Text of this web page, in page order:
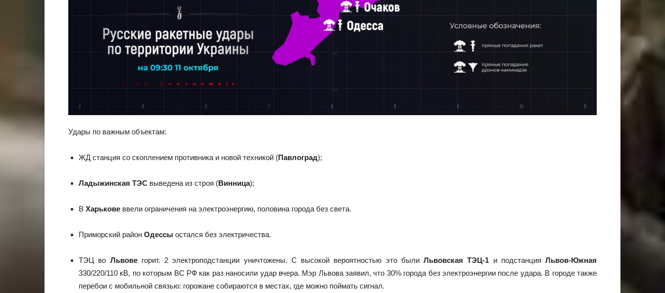
Удары по важным объектам:
ЖД станция со скоплением противника и новой техникой (Павлоград);
Ладыжинская ТЭС выведена из строя (Винница);
В Харькове ввели ограничения на электроэнергию, половина города без света.
Приморский район Одессы остался без электричества.
ТЭЦ во Львовегорит. 2 электроподстанции уничтожены. С высокой вероятностью это были Львовская ТЭЦ-1 и подстанция Львов-Южная
330/220/110 кВ, по которым ВС РФ как раз наносили удар вчера. Мэр Львова заявил, что 30% города без электроэнергии после удара. В городе также
перебои с мобильной связью: горожане собираются в местах, где можно поймать сигнал.